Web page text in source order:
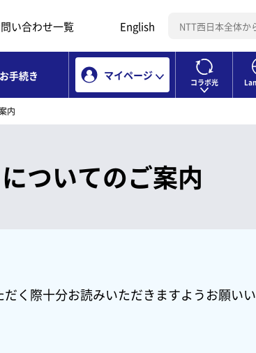
ョンへ移動
い合わせ一覧 English
お手続き マイページ
コラボ光
内
についてのご案内
く際十分お読みいただきますようお願い